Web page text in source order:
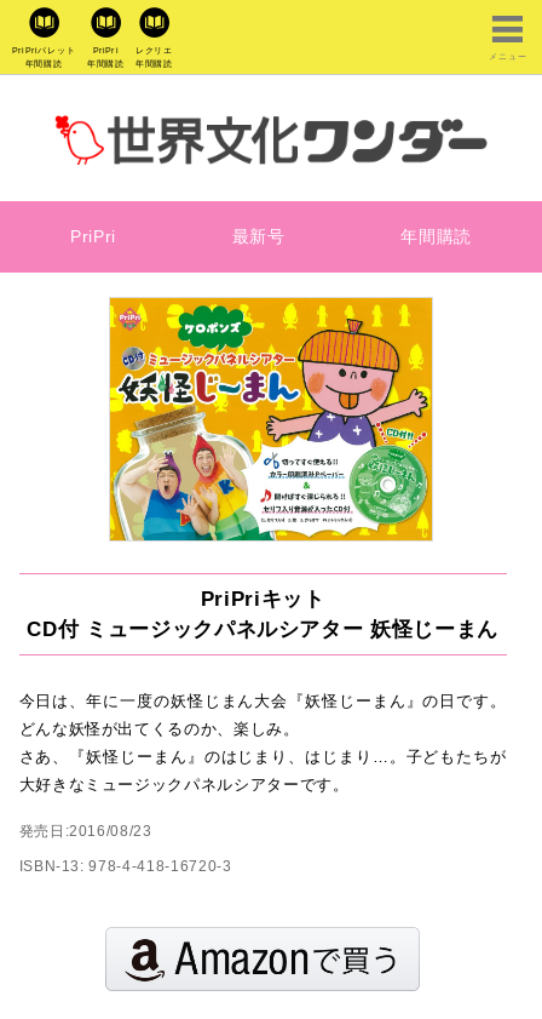
PriPriパレット
年間購読
PriPri
年間購読
レクリエ
年間購読
メニュー
PriPri 最新号 年間購読
PriPriキット
CD付 ミュージックパネルシアター 妖怪じーまん
今日は、年に一度の妖怪じまん大会『妖怪じーまん』の日です。
どんな妖怪が出てくるのか、楽しみ。
さあ、『妖怪じーまん』のはじまり、はじまり…。子どもたちが
大好きなミュージックパネルシアターです。
発売日:2016/08/23
ISBN-13: 978-4-418-16720-3